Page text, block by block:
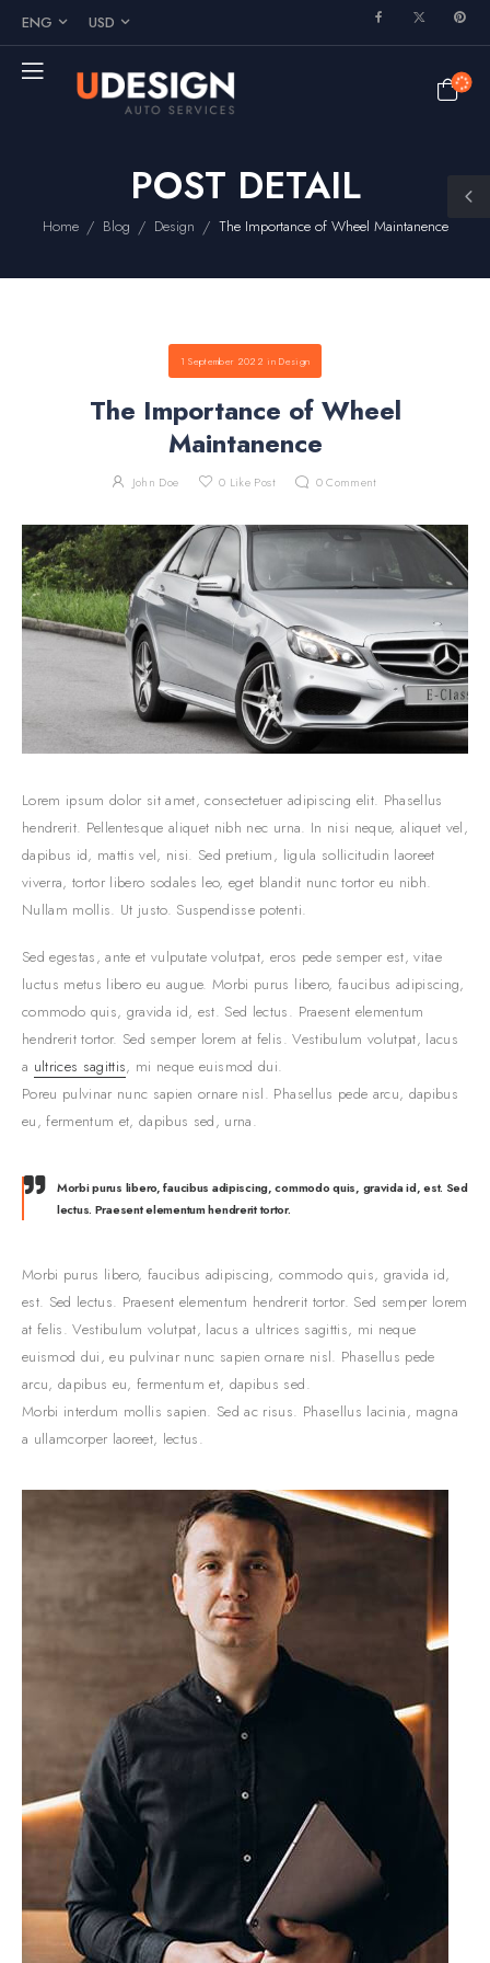
ENG USD
POST DETAIL
Home / Blog / Design / The Importance of Wheel Maintanence
1 September 2022 inDesign
The Importance of Wheel
Maintanence
John Doe 0 Like Post 0Comment
Lorem ipsum dolor sit amet, consectetuer adipiscing elit. Phasellus
hendrerit. Pellentesque aliquet nibh nec urna. In nisi neque, aliquet vel,
dapibus id, mattis vel, nisi. Sed pretium, ligula sollicitudin laoreet
viverra, tortor libero sodales leo, eget blandit nunc tortor eu nibh.
Nullam mollis. Ut justo. Suspendisse potenti.
Sed egestas, ante et vulputate volutpat, eros pede semper est, vitae
luctus metus libero eu augue. Morbi purus libero, faucibus adipiscing,
commodo quis, gravida id, est. Sed lectus. Praesent elementum
hendrerit tortor. Sed semper lorem at felis. Vestibulum volutpat, lacus
a ultrices sagittis, mi neque euismod dui.
Poreu pulvinar nunc sapien ornare nisl. Phasellus pede arcu, dapibus
eu, fermentum et, dapibus sed, urna.
Morbi purus libero, faucibus adipiscing, commodo quis, gravida id, est. Sed
lectus. Praesent elementum hendrerit tortor.
Morbi purus libero, faucibus adipiscing, commodo quis, gravida id,
est. Sed lectus. Praesent elementum hendrerit tortor. Sed semper lorem
at felis. Vestibulum volutpat, lacus a ultrices sagittis, mi neque
euismod dui, eu pulvinar nunc sapien ornare nisl. Phasellus pede
arcu, dapibus eu, fermentum et, dapibus sed.
Morbi interdum mollis sapien. Sed ac risus. Phasellus lacinia, magna
a ullamcorper laoreet, lectus.